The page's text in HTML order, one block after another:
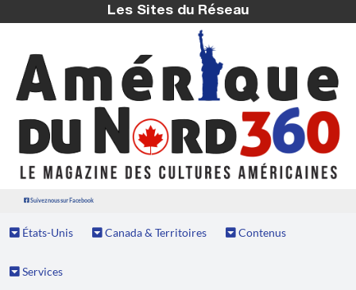
Les Sites du Réseau
Suivez nous sur Facebook
États-Unis Canada & Territoires Contenus
Services